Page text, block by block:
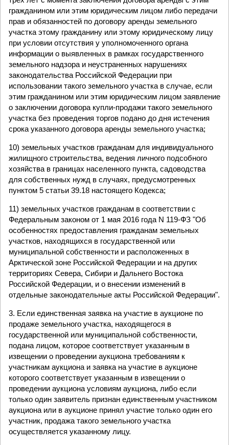
гражданином или этим юридическим лицом либо передачи
прав и обязанностей по договору аренды земельного
участка этому гражданину или этому юридическому лицу
при условии отсутствия у уполномоченного органа
информации о выявленных в рамках государственного
земельного надзора и неустраненных нарушениях
законодательства Российской Федерации при
использовании такого земельного участка в случае, если
этим гражданином или этим юридическим лицом заявление
о заключении договора купли-продажи такого земельного
участка без проведения торгов подано до дня истечения
срока указанного договора аренды земельного участка;
10) земельных участков гражданам для индивидуального
жилищного строительства, ведения личного подсобного
хозяйства в границах населенного пункта, садоводства
для собственных нужд в случаях, предусмотренных
пунктом 5 статьи 39.18 настоящего Кодекса;
11) земельных участков гражданам в соответствии с
Федеральным законом от 1 мая 2016 года N 119-ФЗ "Об
особенностях предоставления гражданам земельных
участков, находящихся в государственной или
муниципальной собственности и расположенных в
Арктической зоне Российской Федерации и на других
территориях Севера, Сибири и Дальнего Востока
Российской Федерации, и о внесении изменений в
отдельные законодательные акты Российской Федерации".
3. Если единственная заявка на участие в аукционе по
продаже земельного участка, находящегося в
государственной или муниципальной собственности,
подана лицом, которое соответствует указанным в
извещении о проведении аукциона требованиям к
участникам аукциона и заявка на участие в аукционе
которого соответствует указанным в извещении о
проведении аукциона условиям аукциона, либо если
только один заявитель признан единственным участником
аукциона или в аукционе принял участие только один его
участник, продажа такого земельного участка
осуществляется указанному лицу.